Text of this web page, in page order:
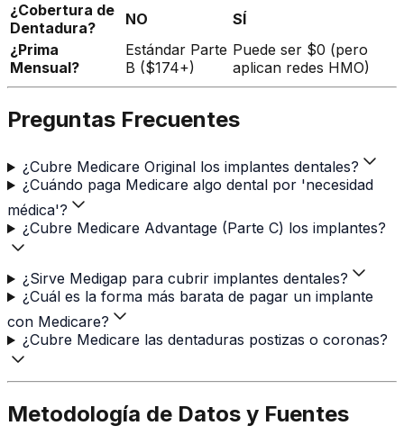
¿Cobertura de
Dentadura?
NO
SÍ
¿Prima
Mensual?
Estándar Parte
B ($174+)
Puede ser $0 (pero
aplican redes HMO)
Preguntas Frecuentes
¿Cubre Medicare Original los implantes dentales?
¿Cuándo paga Medicare algo dental por 'necesidad
médica'?
¿Cubre Medicare Advantage (Parte C) los implantes?
¿Sirve Medigap para cubrir implantes dentales?
¿Cuál es la forma más barata de pagar un implante
con Medicare?
¿Cubre Medicare las dentaduras postizas o coronas?
Metodología de Datos y Fuentes